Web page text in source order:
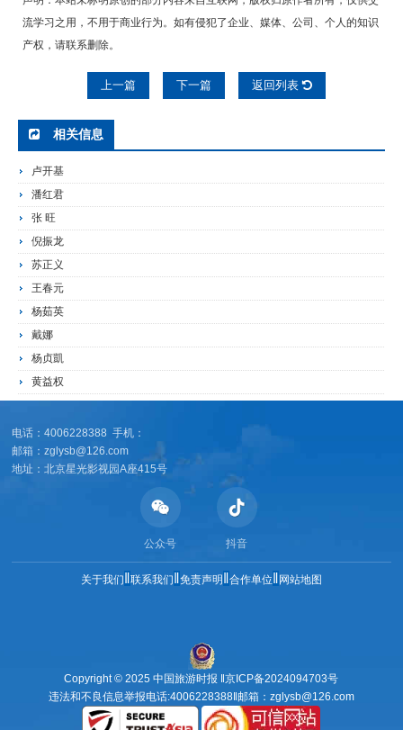
流学习之用，不用于商业行为。如有侵犯了企业、媒体、公司、个人的知识
产权，请联系删除。
上一篇 下一篇 返回列表
相关信息
卢开基
潘红君
张 旺
倪振龙
苏正义
王春元
杨茹英
戴娜
杨贞凱
黄益权
电话：4006228388 手机：
邮箱：zglysb@126.com
地址：北京星光影视园A座415号
公众号 抖音
关于我们 联系我们 免责声明 合作单位 网站地图
Copyright © 2025 中国旅游时报 ‖京ICP备2024094703号
违法和不良信息举报电话:4006228388‖邮箱：zglysb@126.com